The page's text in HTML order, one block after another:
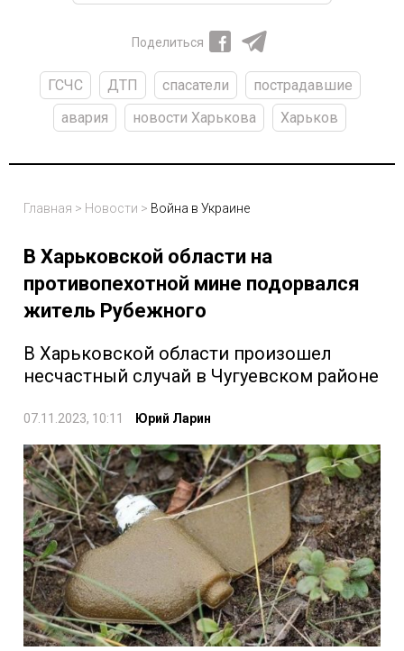
Поделиться
ГСЧС ДТП спасатели
пострадавшие
авария
новости Харькова Харьков
Главная > Новости > Война в Украине
В Харьковской области на
противопехотной мине подорвался
житель Рубежного
В Харьковской области произошел
несчастный случай в Чугуевском районе
07.11.2023, 10:11 Юрий Ларин